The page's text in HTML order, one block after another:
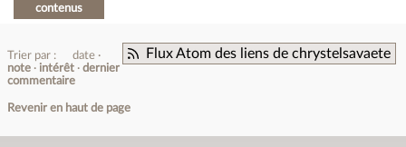
contenus
Flux Atom des liens de chrystelsavaete
Trier par :
date
note
intérêt
dernier
commentaire
Revenir en haut de page